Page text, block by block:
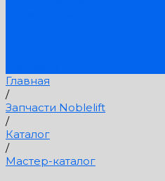
Главная
/
Запчасти Noblelift
/
Каталог
/
Мастер-каталог